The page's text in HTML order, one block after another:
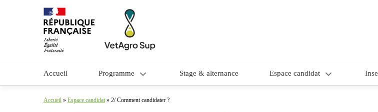
Accueil Programme Stage & alternance Espace candidat
Accueil » Espace candidat » 2/ Comment candidater ?